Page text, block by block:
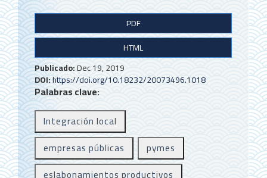
B
a
r
r
a
l
a
t
PDF
HTML
Publicado:Dec 19, 2019
DOI:https://doi.org/10.18232/20073496.1018
Palabras clave:
Integración local
empresas públicas
pymes